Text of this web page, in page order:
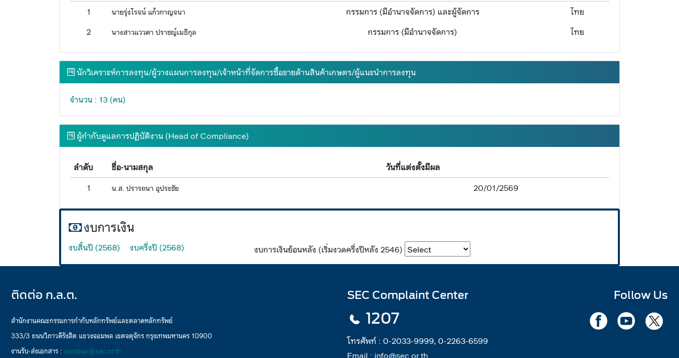
1
นายรุ่งโรจน์ แก้วกาญจนา กรรมการ (มีอำนาจจัดการ) และผู้จัดการ
ไทย
2
นางสาวแววตา ปราชญ์เมธีกุล กรรมการ (มีอำนาจจัดการ) ไทย
นักวิเคราะห์การลงทุน/ผู้วางแผนการลงทุน/เจ้าหน้าที่จัดการซื้อขายด้านสินค้าเกษตร/ผู้แนะนำการลงทุน
จำนวน : 13 (คน)
ผู้กำกับดูแลการปฏิบัติงาน (Head of Compliance)
ลำดับ ชื่อ-นามสกุล
วันที่แต่งตั้งมีผล
1
น.ส. ปรารถนา อุประชัย 20/01/2569
งบการเงิน
งบสิ้นปี (2568) งบครึ่งปี (2568) งบการเงินย้อนหลัง (เริ่มงวดครึ่งปีหลัง 2546)
ติดต่อ ก.ล.ต.
สำนักงานคณะกรรมการกำกับหลักทรัพย์และตลาดหลักทรัพย์
333/3 ถนนวิภาวดีรังสิต แขวงจอมพล เขตจตุจักร กรุงเทพมหานคร 10900
งานรับ-ส่งเอกสาร : saraban@sec.or.th
SEC Complaint Center
1207
โทรศัพท์ : 0-2033-9999, 0-2263-6599
Email : info@sec.or.th
Follow Us